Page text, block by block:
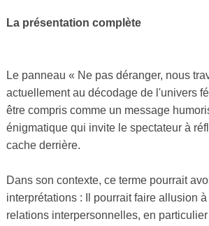
La présentation complète
Le panneau « Ne pas déranger, nous
actuellement au décodage de l'univers
être compris comme un message
énigmatique qui invite le spectateur à
cache derrière.
Dans son contexte, ce terme pourrait
interprétations : Il pourrait faire allusion
relations interpersonnelles, en